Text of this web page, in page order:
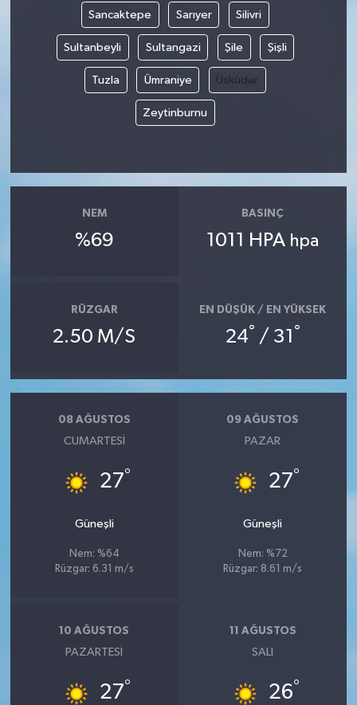
Sancaktepe Sarıyer Silivri
Sultanbeyli Sultangazi Şile Şişli
Tuzla Ümraniye Üsküdar
Zeytinburnu
NEM
%69
BASINÇ
1011 HPA hpa
RÜZGAR
2.50 M/S
EN DÜŞÜK / EN YÜKSEK
24° / 31 °
08 AĞUSTOS
CUMARTESI
27°
Güneşli
Nem: %64
Rüzgar: 6.31 m/s
09 AĞUSTOS
PAZAR
27°
Güneşli
Nem: %72
Rüzgar: 8.61 m/s
10 AĞUSTOS
PAZARTESI
27°
11 AĞUSTOS
SALI
26°